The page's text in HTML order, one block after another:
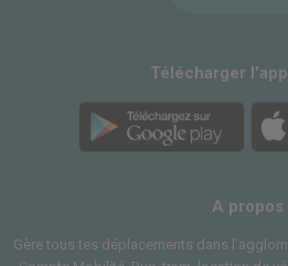
Télécharger
A propos
Gère tous tes déplacements dans